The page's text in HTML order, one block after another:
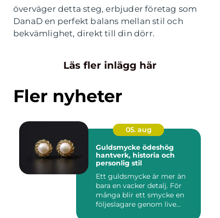
överväger detta steg, erbjuder företag som
DanaD en perfekt balans mellan stil och
bekvämlighet, direkt till din dörr.
Läs fler inlägg här
Fler nyheter
05. aug
Guldsmycke ödeshög
hantverk, historia och
personlig stil
Ett guldsmycke är mer än
bara en vacker detalj. För
många blir ett smycke en
följeslagare genom live...